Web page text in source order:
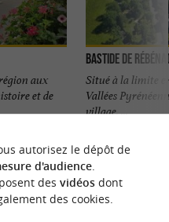
aux
et de
Bastide de
Situé à la limite
Vallées
village, ...
4,8 km -
autorisez le dépôt de
d'audience.
des vidéosdont
des cookies.